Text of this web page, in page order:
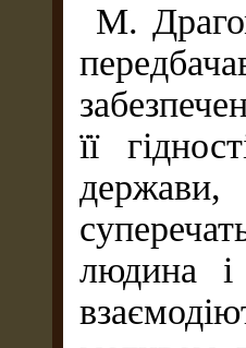
М.
її
держави,
людина і